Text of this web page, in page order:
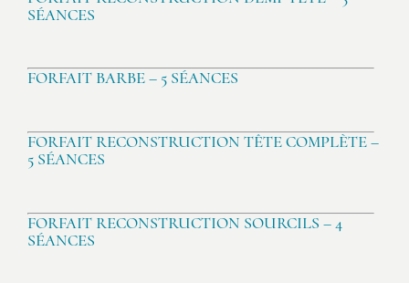
SÉANCES
FORFAIT BARBE – 5 SÉANCES
FORFAIT RECONSTRUCTION TÊTE COMPLÈTE –
5 SÉANCES
FORFAIT RECONSTRUCTION SOURCILS – 4
SÉANCES